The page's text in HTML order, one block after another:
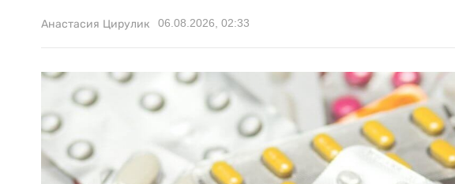
Анастасия Цирулик 06.08.2026, 02:33